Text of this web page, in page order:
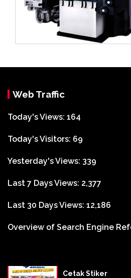
Web Traffic
Today's Views: 164
Today's Visitors: 69
Yesterday's Views: 339
Last 7 Days Views: 2,377
Last 30 Days Views: 12,186
Overview of Search Engine
Cetak Stiker